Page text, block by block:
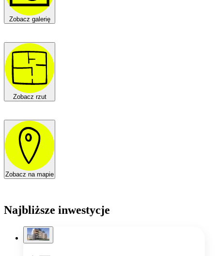
Zobacz galerię
Zobacz rzut
Zobacz na mapie
Najbliższe inwestycje